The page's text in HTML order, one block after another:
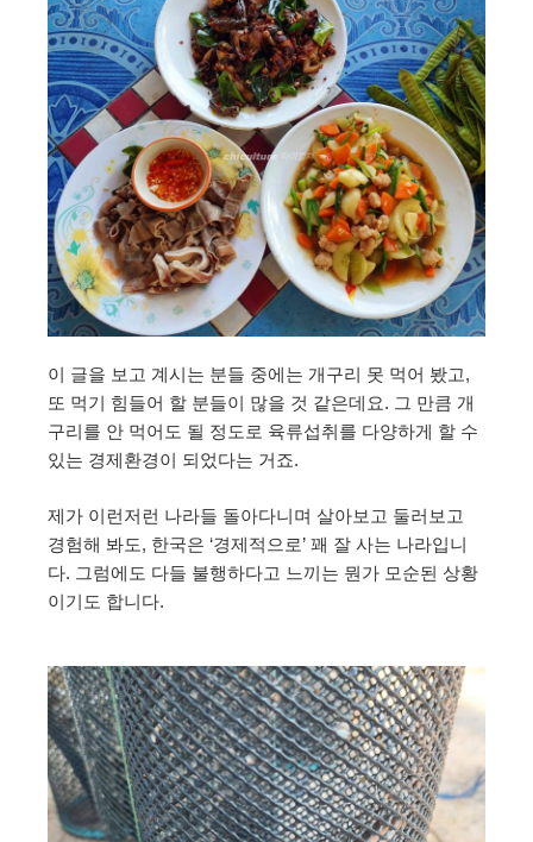
이 글을 보고 계시는 분들 중에는 개구리 못 먹어 봤고,
또 먹기 힘들어 할 분들이 많을 것 같은데요. 그 만큼 개
구리를 안 먹어도 될 정도로 육류섭취를 다양하게 할 수
있는 경제환경이 되었다는 거죠.
제가 이런저런 나라들 돌아다니며 살아보고 둘러보고
경험해 봐도, 한국은 ‘경제적으로’ 꽤 잘 사는 나라입니
다. 그럼에도 다들 불행하다고 느끼는 뭔가 모순된 상황
이기도 합니다.